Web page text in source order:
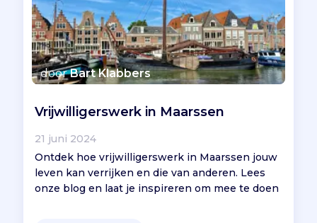
doorBart Klabbers
Vrijwilligerswerk in Maarssen
21 juni 2024
Ontdek hoe vrijwilligerswerk in Maarssen jouw
leven kan verrijken en die van anderen. Lees
onze blog en laat je inspireren om mee te doen